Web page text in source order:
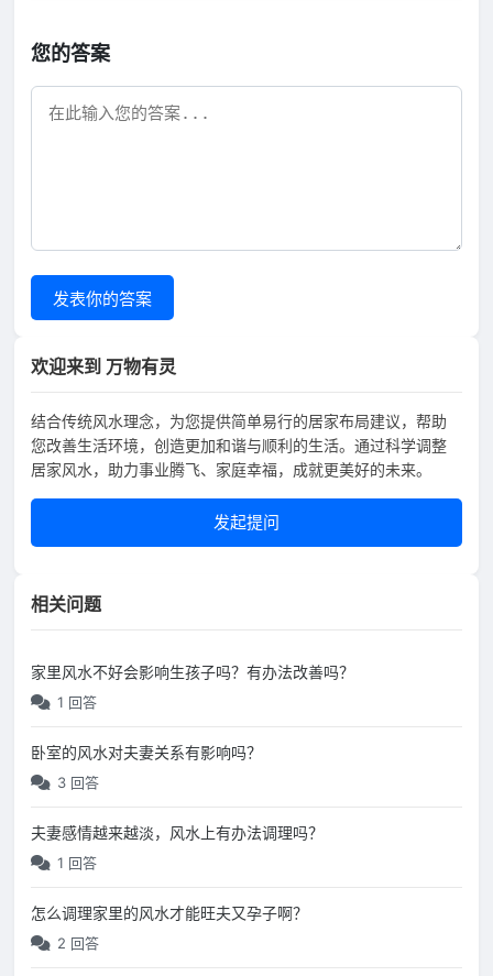
您的答案
发表你的答案
欢迎来到 万物有灵
结合传统风水理念，为您提供简单易行的居家布局建议，帮助
您改善生活环境，创造更加和谐与顺利的生活。通过科学调整
居家风水，助力事业腾飞、家庭幸福，成就更美好的未来。
发起提问
相关问题
家里风水不好会影响生孩子吗？有办法改善吗？
1 回答
卧室的风水对夫妻关系有影响吗？
3 回答
夫妻感情越来越淡，风水上有办法调理吗？
1 回答
怎么调理家里的风水才能旺夫又孕子啊？
2 回答